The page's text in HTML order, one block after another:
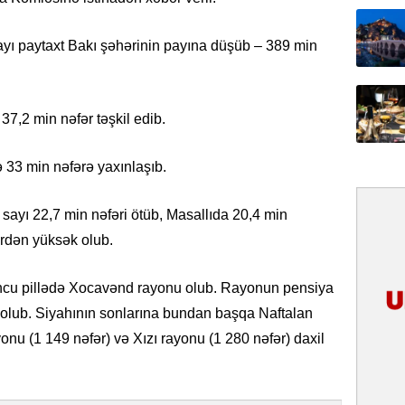
paytaxt Bakı şəhərinin payına düşüb – 389 min
37,2 min nəfər təşkil edib.
min nəfərə yaxınlaşıb.
22,7 min nəfəri ötüb, Masallıda 20,4 min
yüksək olub.
pillədə Xocavənd rayonu olub. Rayonun pensiya
Siyahının sonlarına bundan başqa Naftalan
(1 149 nəfər) və Xızı rayonu (1 280 nəfər) daxil
İlin ilk
çox
Yeni